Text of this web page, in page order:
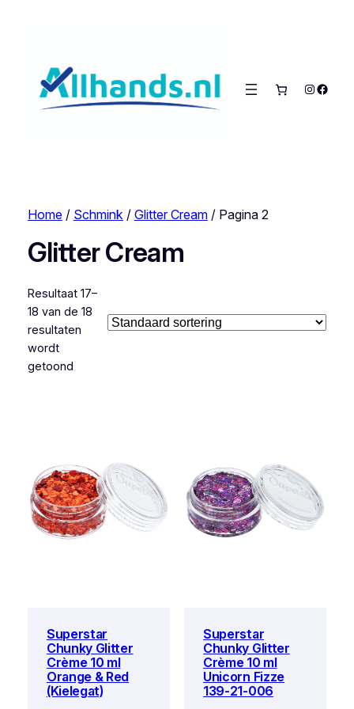
Home/ Schmink / Glitter Cream/ Pagina 2
Glitter Cream
Resultaat 17–
18 van de 18
resultaten
wordt
getoond
Superstar
Chunky Glitter
Crème 10 ml
Orange & Red
(Kielegat)
Superstar
Chunky Glitter
Crème 10 ml
Unicorn Fizze
139-21-006